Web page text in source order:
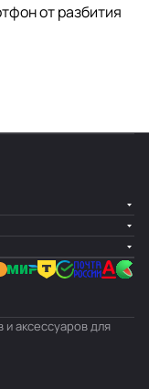
от разбития
аксессуаров для